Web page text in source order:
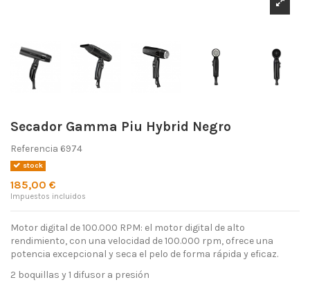
Secador Gamma Piu Hybrid Negro
Referencia 6974
stock
185,00 €
Impuestos incluidos
Motor digital de 100.000 RPM: el motor digital de alto
rendimiento, con una velocidad de 100.000 rpm, ofrece una
potencia excepcional y seca el pelo de forma rápida y eficaz.
2 boquillas y 1 difusor a presión